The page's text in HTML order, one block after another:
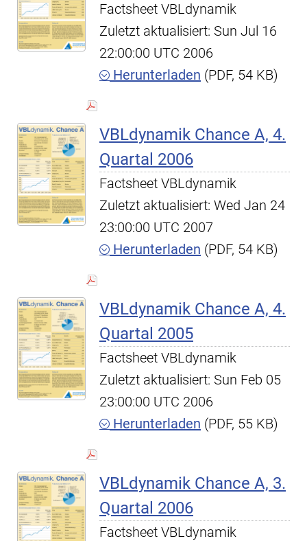
Factsheet VBLdynamik
Zuletzt aktualisiert: Sun Jul 16
22:00:00 UTC 2006
Herunterladen (PDF, 54 KB)
VBLdynamik Chance A, 4.
Quartal 2006
Factsheet VBLdynamik
Zuletzt aktualisiert: Wed Jan 24
23:00:00 UTC 2007
Herunterladen (PDF, 54 KB)
VBLdynamik Chance A, 4.
Quartal 2005
Factsheet VBLdynamik
Zuletzt aktualisiert: Sun Feb 05
23:00:00 UTC 2006
Herunterladen (PDF, 55 KB)
VBLdynamik Chance A, 3.
Quartal 2006
Factsheet VBLdynamik